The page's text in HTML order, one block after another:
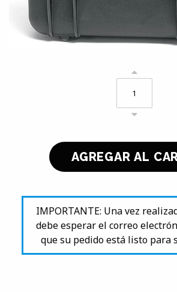
IMPORTANTE: Una vez
debe esperar el correo
que su pedido está listo para